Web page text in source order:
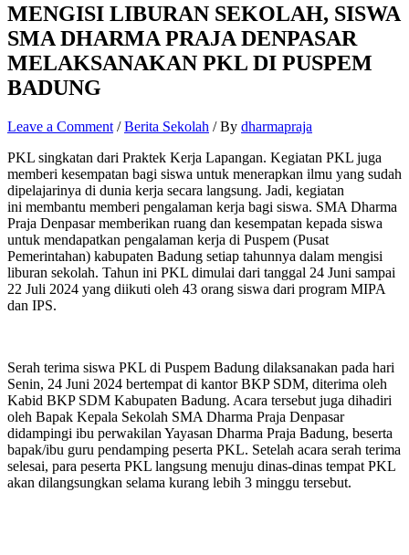
MENGISI LIBURAN SEKOLAH, SISWA
SMA DHARMA PRAJA DENPASAR
MELAKSANAKAN PKL DI PUSPEM
BADUNG
Leave a Comment /Berita Sekolah / By dharmapraja
PKL singkatan dari Praktek Kerja Lapangan. Kegiatan PKL juga
memberi kesempatan bagi siswa untuk menerapkan ilmu yang sudah
dipelajarinya di dunia kerja secara langsung. Jadi, kegiatan
ini membantu memberi pengalaman kerja bagi siswa. SMA Dharma
Praja Denpasar memberikan ruang dan kesempatan kepada siswa
untuk mendapatkan pengalaman kerja di Puspem (Pusat
Pemerintahan) kabupaten Badung setiap tahunnya dalam mengisi
liburan sekolah. Tahun ini PKL dimulai dari tanggal 24 Juni sampai
22 Juli 2024 yang diikuti oleh 43 orang siswa dari program MIPA
dan IPS.
Serah terima siswa PKL di Puspem Badung dilaksanakan pada hari
Senin, 24 Juni 2024 bertempat di kantor BKP SDM, diterima oleh
Kabid BKP SDM Kabupaten Badung. Acara tersebut juga dihadiri
oleh Bapak Kepala Sekolah SMA Dharma Praja Denpasar
didampingi ibu perwakilan Yayasan Dharma Praja Badung, beserta
bapak/ibu guru pendamping peserta PKL. Setelah acara serah terima
selesai, para peserta PKL langsung menuju dinas-dinas tempat PKL
akan dilangsungkan selama kurang lebih 3 minggu tersebut.